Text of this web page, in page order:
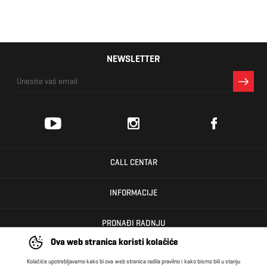
Ova web stranica koristi kolačiće
Kolačiće upotrebljavamo kako bi ova web stranica radila pravilno i kako bismo bili u stanju
NEWSLETTER
CALL CENTAR
INFORMACIJE
PRONAĐI RADNJU